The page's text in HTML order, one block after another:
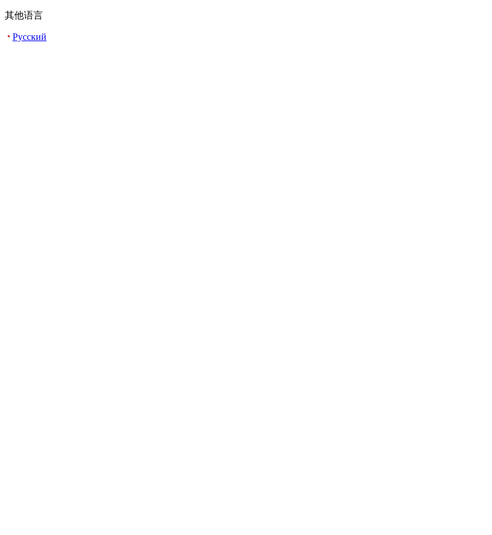
其他语言
Русский